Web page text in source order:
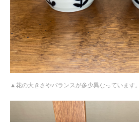
花の大きさやバランスが多少異なっています。